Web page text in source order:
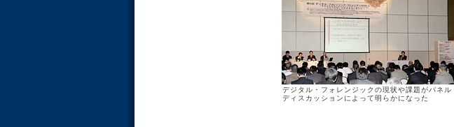
デジタル・フォレンジックの現状や課題がパネル
ディスカッションによって明らかになった